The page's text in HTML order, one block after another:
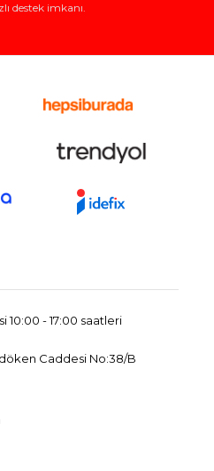
destek imkanı.
10:00 - 17:00 saatleri
Caddesi No:38/B